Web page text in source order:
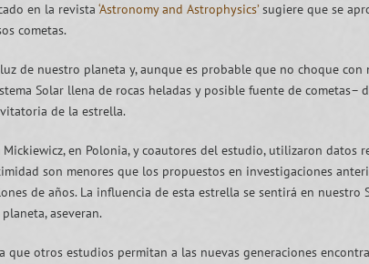
en la revista ‘Astronomy and Astrophysics’sugiere que se
cometas.
de nuestro planeta y, aunque es probable que no choque
Solar llena de rocas heladas y posible fuente de cometas–
de la estrella.
en Polonia, y coautores del estudio, utilizaron datos
son menores que los propuestos en investigaciones
de años. La influencia de esta estrella se sentirá en nuestro
aseveran.
otros estudios permitan a las nuevas generaciones